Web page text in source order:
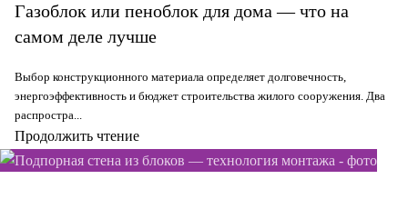
Газоблок или пеноблок для дома — что на
самом деле лучше
Выбор конструкционного материала определяет долговечность,
энергоэффективность и бюджет строительства жилого сооружения. Два
распростра...
Продолжить чтение